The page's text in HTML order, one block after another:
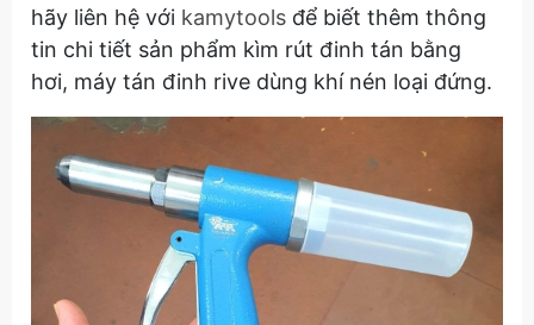
hãy liên hệ với kamytools để biết thêm thông
tin chi tiết sản phẩm kìm rút đinh tán bằng
hơi, máy tán đinh rive dùng khí nén loại đứng.